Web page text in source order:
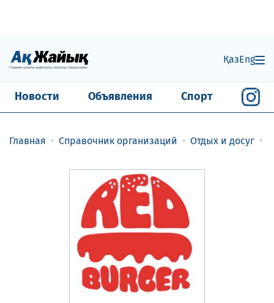
ҚазEng
Новости Объявления Спорт
Главная Справочник организаций Отдых и досуг